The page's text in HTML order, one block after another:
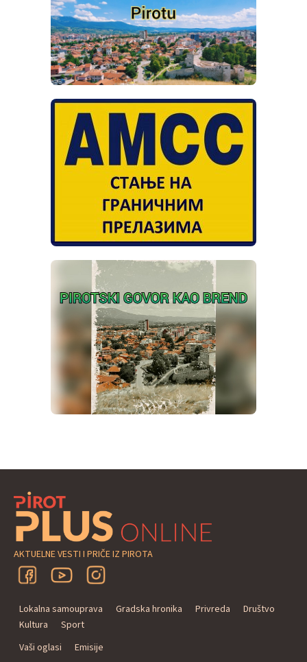
AKTUELNE VESTI I PRIČE IZ PIROTA
Lokalna samouprava Gradska hronika Privreda
Društvo
Kultura
Sport
Vaši oglasi
Emisije